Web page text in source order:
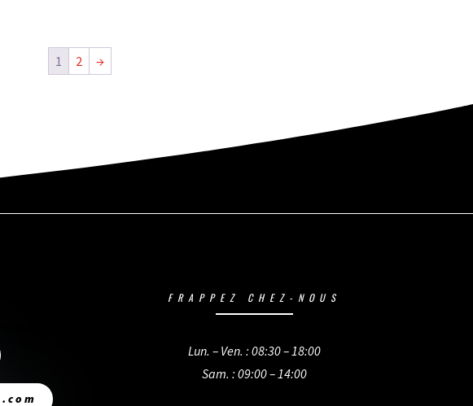
1 2 →
FRAPPEZ CHEZ-NOUS
Lun. – Ven. : 08:30 – 18:00
Sam. : 09:00 – 14:00